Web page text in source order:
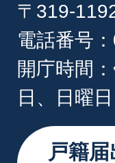
〒319-
電話番号
開庁時間
日、日曜
戸籍